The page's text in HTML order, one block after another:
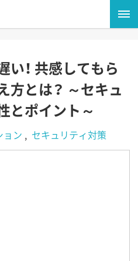
！ 共感してもら
方とは？ ～セキュ
とポイント～
ョン セキュリティ対策